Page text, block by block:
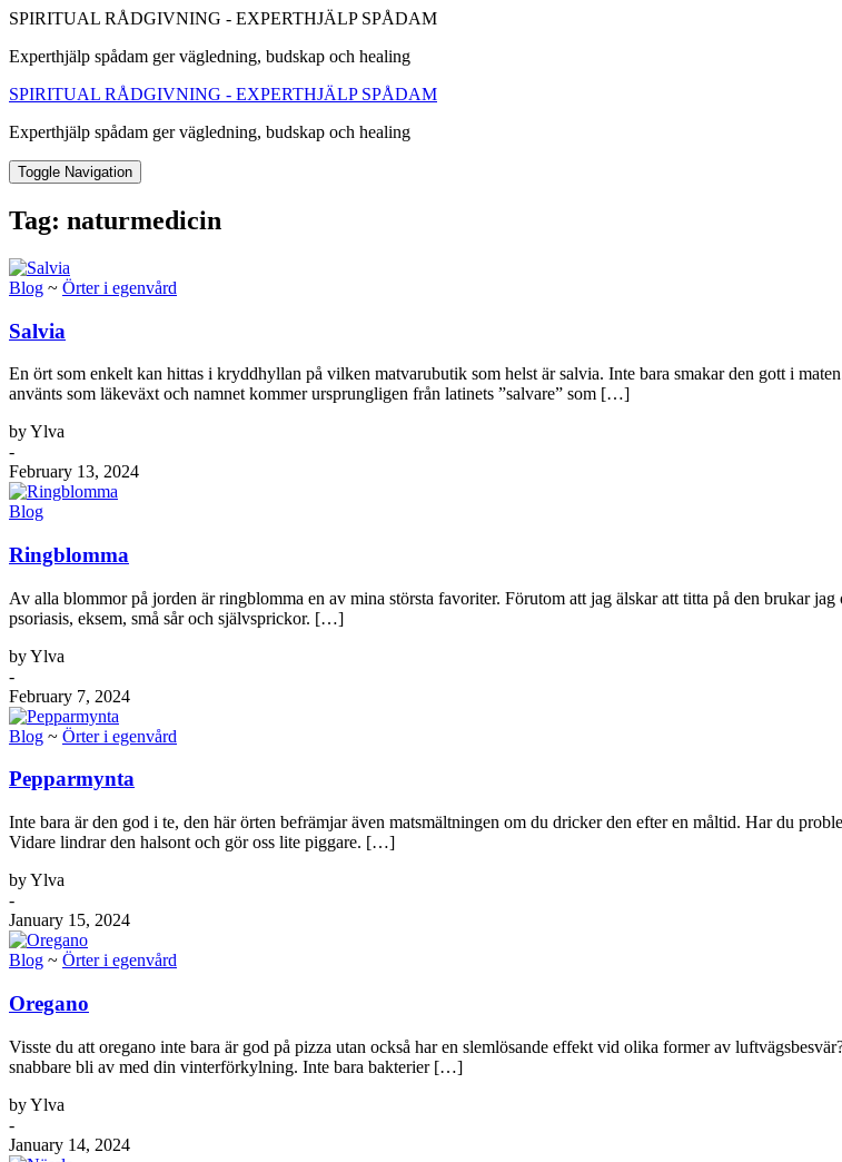
SPIRITUAL RÅDGIVNING - EXPERTHJÄLP SPÅDAM
Experthjälp spådam ger vägledning, budskap och healing
SPIRITUAL RÅDGIVNING - EXPERTHJÄLP SPÅDAM
Experthjälp spådam ger vägledning, budskap och healing
Toggle Navigation
Tag: naturmedicin
Blog ~ Örter i egenvård
Salvia
En ört som enkelt kan hittas i kryddhyllan på vilken matvarubutik som helst är salvia. Inte bara smakar den gott i
använts som läkeväxt och namnet kommer ursprungligen från latinets ”salvare” som […]
by Ylva
-
February 13, 2024
Blog
Ringblomma
Av alla blommor på jorden är ringblomma en av mina största favoriter. Förutom att jag älskar att titta på den brukar
psoriasis, eksem, små sår och självsprickor. […]
by Ylva
-
February 7, 2024
Blog ~ Örter i egenvård
Pepparmynta
Inte bara är den god i te, den här örten befrämjar även matsmältningen om du dricker den efter en måltid. Har du
Vidare lindrar den halsont och gör oss lite piggare. […]
by Ylva
-
January 15, 2024
Blog ~ Örter i egenvård
Oregano
Visste du att oregano inte bara är god på pizza utan också har en slemlösande effekt vid olika former av
snabbare bli av med din vinterförkylning. Inte bara bakterier […]
by Ylva
-
January 14, 2024